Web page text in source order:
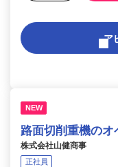
ア
NEW
路面切削重機のオ
株式会社山健商事
正社員